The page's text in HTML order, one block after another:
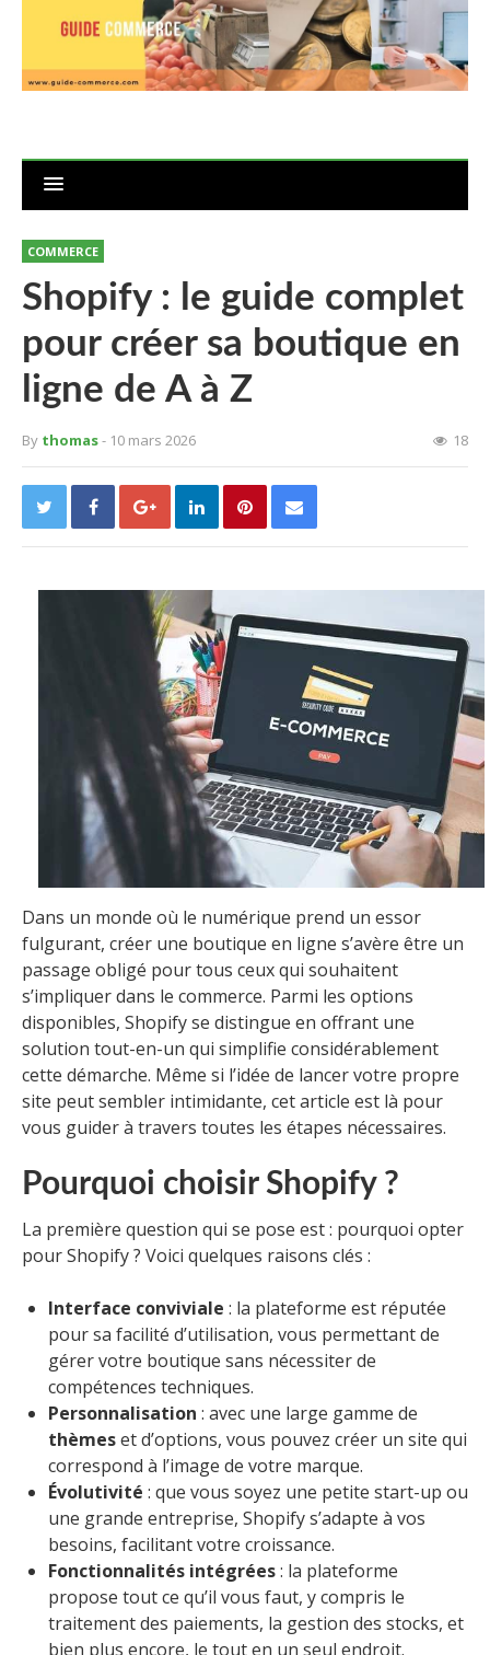
COMMERCE
Shopify : le guide complet
pour créer sa boutique en
ligne de A à Z
By thomas- 10 mars 2026 18
Dans un monde où le numérique prend un essor
fulgurant, créer une boutique en ligne s’avère être un
passage obligé pour tous ceux qui souhaitent
s’impliquer dans le commerce. Parmi les options
disponibles, Shopify se distingue en offrant une
solution tout-en-un qui simplifie considérablement
cette démarche. Même si l’idée de lancer votre propre
site peut sembler intimidante, cet article est là pour
vous guider à travers toutes les étapes nécessaires.
Pourquoi choisir Shopify ?
La première question qui se pose est : pourquoi opter
pour Shopify ? Voici quelques raisons clés :
Interface conviviale : la plateforme est réputée
pour sa facilité d’utilisation, vous permettant de
gérer votre boutique sans nécessiter de
compétences techniques.
Personnalisation : avec une large gamme de
thèmeset d’options, vous pouvez créer un site qui
correspond à l’image de votre marque.
Évolutivité : que vous soyez une petite start-up ou
une grande entreprise, Shopify s’adapte à vos
besoins, facilitant votre croissance.
Fonctionnalités intégrées: la plateforme
propose tout ce qu’il vous faut, y compris le
traitement des paiements, la gestion des stocks, et
bien plus encore, le tout en un seul endroit.